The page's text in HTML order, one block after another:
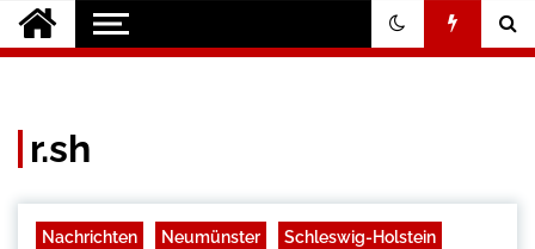
Magazine Blog
r.sh
Nachrichten Neumünster Schleswig-Holstein